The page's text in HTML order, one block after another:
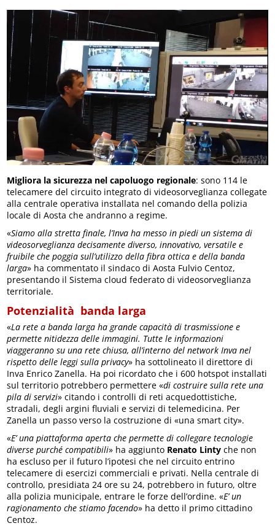
Migliora la sicurezza nel capoluogo regionale: sono 114 le
telecamere del circuito integrato di videosorveglianza collegate
alla centrale operativa installata nel comando della polizia
locale di Aosta che andranno a regime.
«Siamo alla stretta finale, l’Inva ha messo in piedi un sistema di
videosorveglianza decisamente diverso, innovativo, versatile e
fruibile che poggia sull’utilizzo della fibra ottica e della banda
larga» ha commentato il sindaco di Aosta Fulvio Centoz,
presentando il Sistema cloud federato di videosorveglianza
territoriale.
Potenzialità banda larga
«La rete a banda larga ha grande capacità di trasmissione e
permette nitidezza delle immagini. Tutte le informazioni
viaggeranno su una rete chiusa, all’interno del network Inva nel
rispetto delle leggi sulla privacy» ha sottolineato il direttore di
Inva Enrico Zanella. Ha poi ricordato che i 600 hotspot installati
sul territorio potrebbero permettere «di costruire sulla rete una
pila di servizi» citando i controlli di reti acquedottistiche,
stradali, degli argini fluviali e servizi di telemedicina. Per
Zanella un passo verso la costruzione di «una smart city».
«E’ una piattaforma aperta che permette di collegare tecnologie
diverse purché compatibili» ha aggiunto Renato Linty che non
ha escluso per il futuro l’ipotesi che nel circuito entrino
telecamere di esercizi commerciali e privati. Nella centrale di
controllo, presidiata 24 ore su 24, potrebbero in futuro, oltre
alla polizia municipale, entrare le forze dell’ordine. «E’ un
ragionamento che stiamo facendo» ha detto il primo cittadino
Centoz.